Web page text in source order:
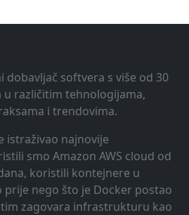
dobavljač softvera s više od 30
u različitim tehnologijama,
i trendovima.
istraživao najnovije
smo Amazon AWS cloud od
koristili kontejnere u
nego što je Docker postao
zagovara infrastrukturu kao